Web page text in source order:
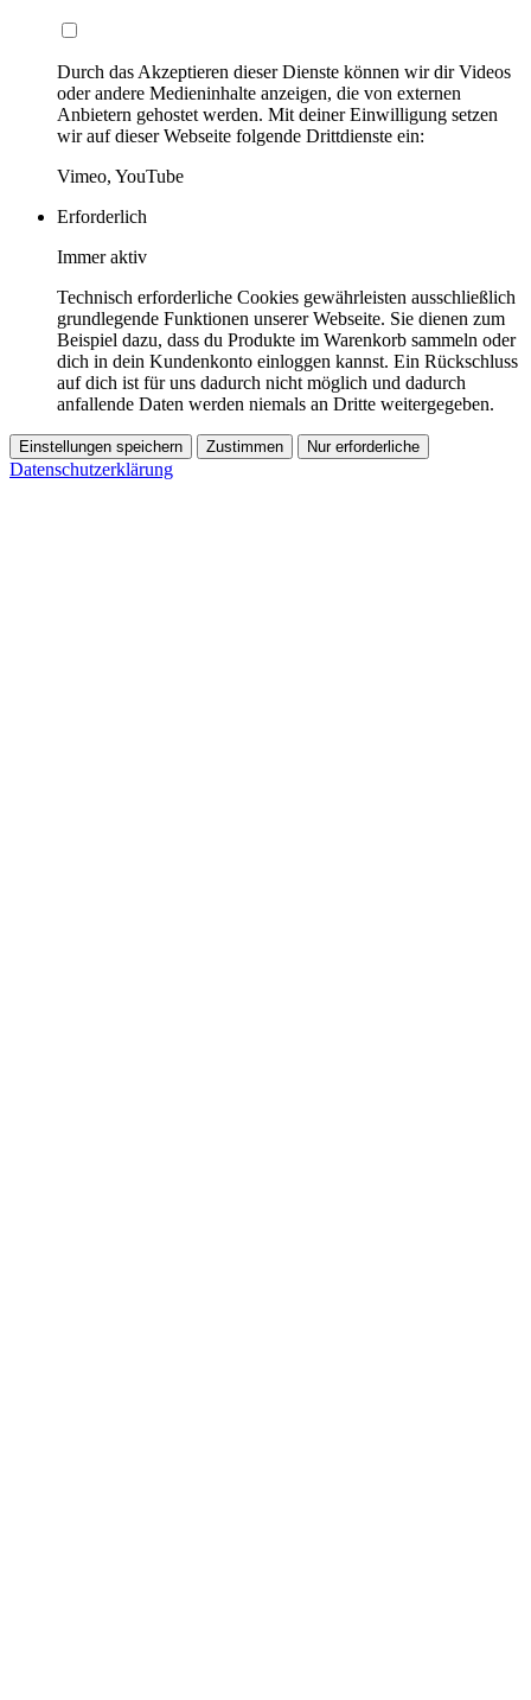
Durch das Akzeptieren dieser Dienste können wir dir Videos
oder andere Medieninhalte anzeigen, die von externen
Anbietern gehostet werden. Mit deiner Einwilligung setzen
wir auf dieser Webseite folgende Drittdienste ein:
Vimeo, YouTube
Erforderlich
Immer aktiv
Technisch erforderliche Cookies gewährleisten ausschließlich
grundlegende Funktionen unserer Webseite. Sie dienen zum
Beispiel dazu, dass du Produkte im Warenkorb sammeln oder
dich in dein Kundenkonto einloggen kannst. Ein Rückschluss
auf dich ist für uns dadurch nicht möglich und dadurch
anfallende Daten werden niemals an Dritte weitergegeben.
Einstellungen speichern Zustimmen Nur erforderliche
Datenschutzerklärung